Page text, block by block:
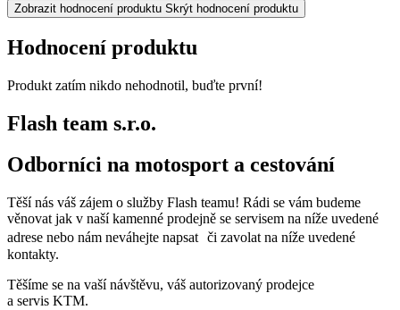
Zobrazit hodnocení produktu Skrýt hodnocení produktu
Hodnocení produktu
Produkt zatím nikdo nehodnotil, buďte první!
Flash team s.r.o.
Odborníci na motosport a cestování
Těší nás váš zájem o služby Flash teamu! Rádi se vám budeme
věnovat jak v naší kamenné prodejně se servisem na níže uvedené
adrese nebo nám neváhejte napsat či zavolat na níže uvedené
kontakty.
Těšíme se na vaší návštěvu, váš autorizovaný prodejce
a servis KTM.